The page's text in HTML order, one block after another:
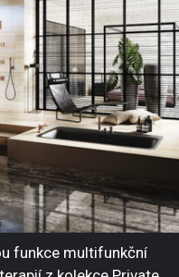
funkce multifunkční